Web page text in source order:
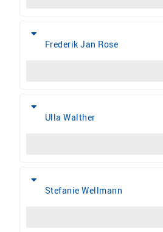
Frederik Jan Rose
Ulla Walther
Stefanie Wellmann